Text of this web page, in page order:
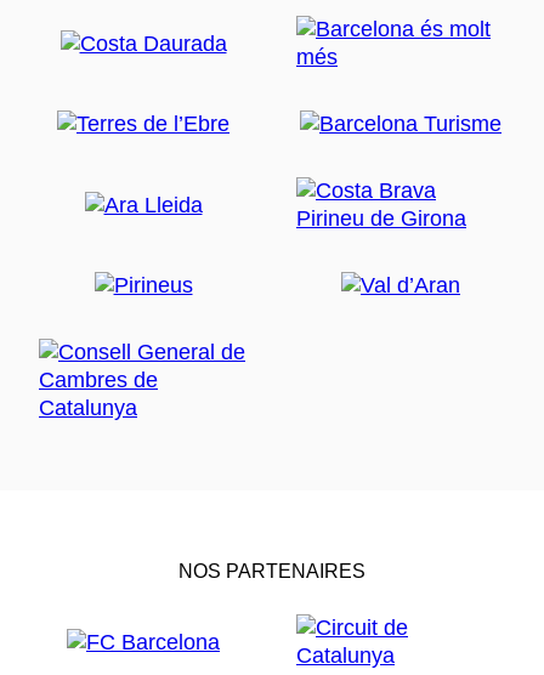
NOS PARTENAIRES